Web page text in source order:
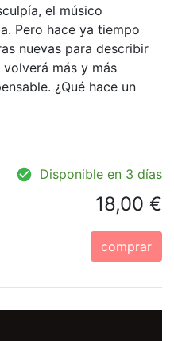
el músico
Pero hace ya tiempo
nuevas para describir
más y más
¿Qué hace un
Disponible en 3 días
18,00 €
comprar